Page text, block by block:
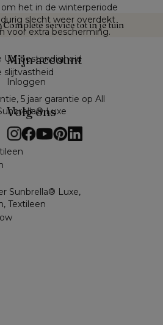
om het in de winterperiode
slecht weer overdekt
voor extra bescherming.
UV-bestendigheid
slijtvastheid
5 jaar garantie op All
Luxe
Sunbrella® Luxe,
Textileen
Complete service tot in je tuin
Mijn account
Inloggen
Volg ons